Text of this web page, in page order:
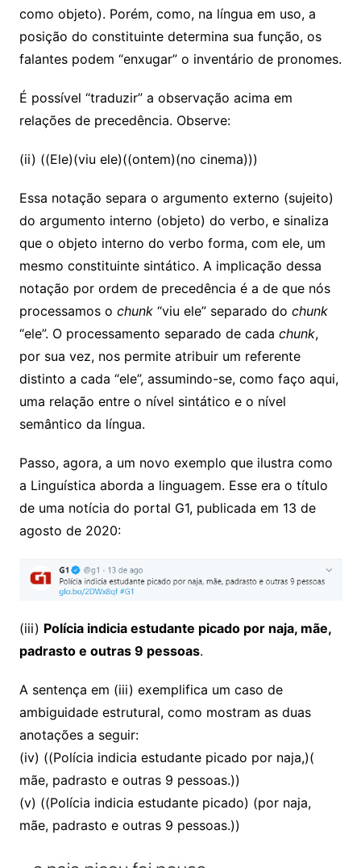
como objeto). Porém, como, na língua em uso, a
posição do constituinte determina sua função, os
falantes podem “enxugar” o inventário de pronomes.
É possível “traduzir” a observação acima em
relações de precedência. Observe:
(ii) ((Ele)(viu ele)((ontem)(no cinema)))
Essa notação separa o argumento externo (sujeito)
do argumento interno (objeto) do verbo, e sinaliza
que o objeto interno do verbo forma, com ele, um
mesmo constituinte sintático. A implicação dessa
notação por ordem de precedência é a de que nós
processamos o chunk“viu ele” separado do chunk
“ele”. O processamento separado de cada chunk,
por sua vez, nos permite atribuir um referente
distinto a cada “ele”, assumindo-se, como faço aqui,
uma relação entre o nível sintático e o nível
semântico da língua.
Passo, agora, a um novo exemplo que ilustra como
a Linguística aborda a linguagem. Esse era o título
de uma notícia do portal G1, publicada em 13 de
agosto de 2020:
(iii) Polícia indicia estudante picado por naja, mãe,
padrasto e outras 9 pessoas.
A sentença em (iii) exemplifica um caso de
ambiguidade estrutural, como mostram as duas
anotações a seguir:
(iv) ((Polícia indicia estudante picado por naja,)(
mãe, padrasto e outras 9 pessoas.))
(v) ((Polícia indicia estudante picado) (por naja,
mãe, padrasto e outras 9 pessoas.))